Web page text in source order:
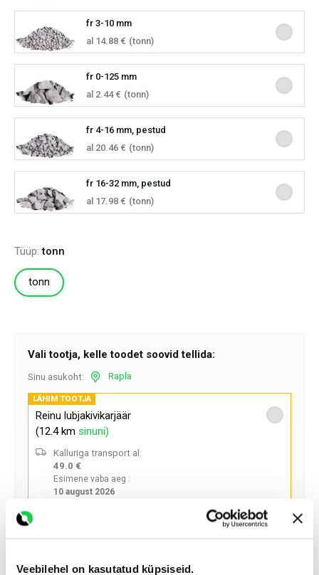
Veebilehel on kasutatud küpsiseid.
fr 3-10 mm
al 14.88 € (tonn)
fr 0-125 mm
al 2.44 € (tonn)
fr 4-16 mm, pestud
al 20.46 € (tonn)
fr 16-32 mm, pestud
al 17.98 € (tonn)
Tüüp:tonn
tonn
Vali tootja, kelle toodet soovid tellida:
Sinu asukoht: Rapla
LÄHIM TOOTJA
Reinu lubjakivikarjäär
(12.4 km sinuni)
Kalluriga transport al:
49.0 €
Esimene vaba aeg :
10 august 2026
Lubja (Raikküla) paekarjäär